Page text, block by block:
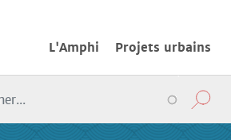
L'Amphi Projets urbains